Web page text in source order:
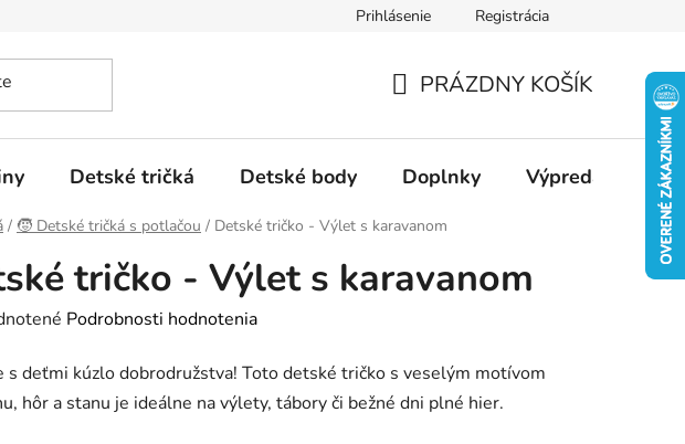
Veľkostné tabuľky Ako sa starať o textil
Prihlásenie Registrácia
KOŠÍK
PRÁZDNY KOŠÍK
Detské tričká Detské body Doplnky Výpredaj
/ 🧒 Detské tričká s potlačou / Detské tričko - Výlet s karavanom
tričko - Výlet s karavanom
Podrobnosti hodnotenia
s deťmi kúzlo dobrodružstva! Toto detské tričko s veselým motívom
hôr a stanu je ideálne na výlety, tábory či bežné dni plné hier.